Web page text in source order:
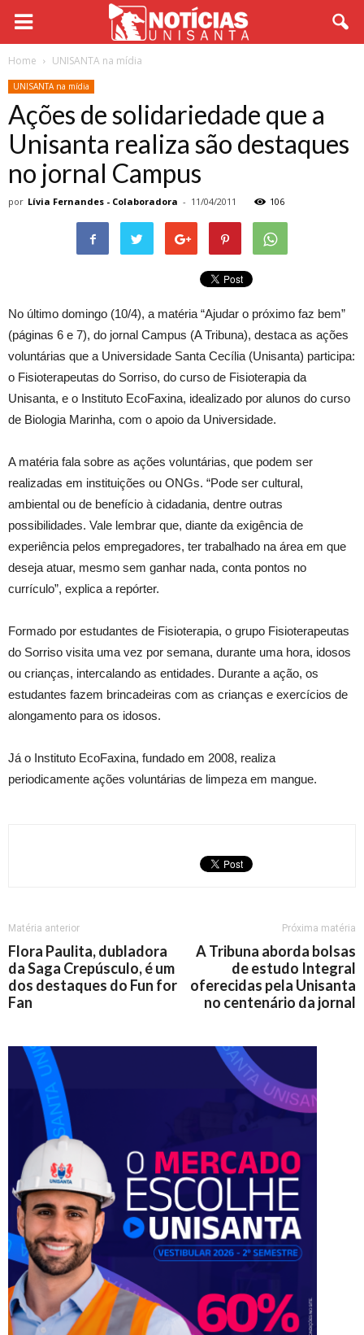
Home UNISANTA na mídia
UNISANTA na mídia
Ações de solidariedade que a
Unisanta realiza são destaques
no jornal Campus
por Lívia Fernandes - Colaboradora - 11/04/2011 106
No último domingo (10/4), a matéria “Ajudar o próximo faz bem”
(páginas 6 e 7), do jornal Campus (A Tribuna), destaca as ações
voluntárias que a Universidade Santa Cecília (Unisanta) participa:
o Fisioterapeutas do Sorriso, do curso de Fisioterapia da
Unisanta, e o Instituto EcoFaxina, idealizado por alunos do curso
de Biologia Marinha, com o apoio da Universidade.
A matéria fala sobre as ações voluntárias, que podem ser
realizadas em instituições ou ONGs. “Pode ser cultural,
ambiental ou de benefício à cidadania, dentre outras
possibilidades. Vale lembrar que, diante da exigência de
experiência pelos empregadores, ter trabalhado na área em que
deseja atuar, mesmo sem ganhar nada, conta pontos no
currículo”, explica a repórter.
Formado por estudantes de Fisioterapia, o grupo Fisioterapeutas
do Sorriso visita uma vez por semana, durante uma hora, idosos
ou crianças, intercalando as entidades. Durante a ação, os
estudantes fazem brincadeiras com as crianças e exercícios de
alongamento para os idosos.
Já o Instituto EcoFaxina, fundado em 2008, realiza
periodicamente ações voluntárias de limpeza em mangue.
Matéria anterior
Flora Paulita, dubladora
da Saga Crepúsculo, é um
dos destaques do Fun for
Fan
Próxima matéria
A Tribuna aborda bolsas
de estudo Integral
oferecidas pela Unisanta
no centenário da jornal